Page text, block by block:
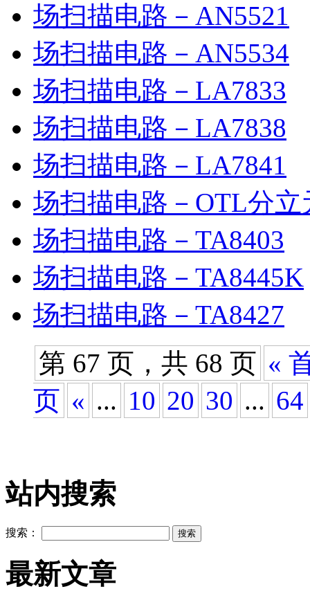
场扫描电路－AN5521
场扫描电路－AN5534
场扫描电路－LA7833
场扫描电路－LA7838
场扫描电路－LA7841
场扫描电路－OTL分
场扫描电路－TA8403
场扫描电路－TA8445K
场扫描电路－TA8427
第 67 页，共 68 页 «
页 « ... 10 20 30 ... 64
站内搜索
搜索：
最新文章